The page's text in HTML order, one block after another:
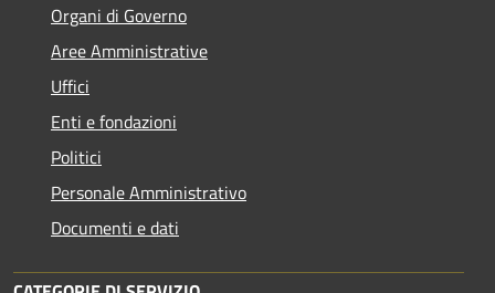
Organi di Governo
Aree Amministrative
Uffici
Enti e fondazioni
Politici
Personale Amministrativo
Documenti e dati